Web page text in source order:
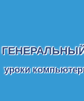
уроки